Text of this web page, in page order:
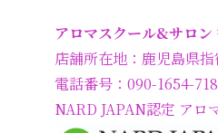
アロマスクール&サロ
店舗所在地：鹿児島県
電話番号：090-1654-
NARD JAPAN認定 アロ